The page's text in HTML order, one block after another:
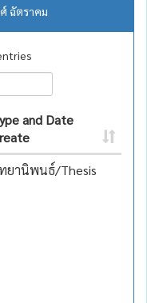
ฉัตราคม
and Date
ยานิพนธ์/Thesis